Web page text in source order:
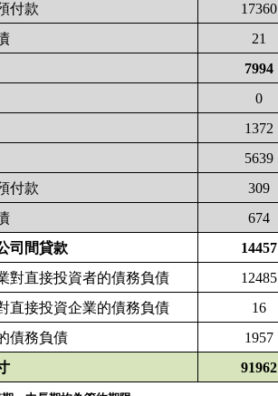
付款
17360
21
7994
0
1372
5639
付款
309
674
司間貸款
14457
對直接投資者的債務負債
12485
直接投資企業的債務負債
16
債務負債
1957
91962